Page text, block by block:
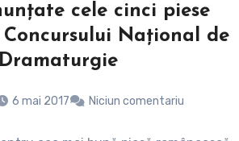
cele cinci piese
Național de
Dramaturgie
6 mai 2017 Niciun comentariu